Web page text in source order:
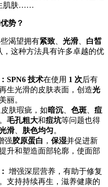
肌肤……
势？
渴望拥有紧致 光滑
白皙
这种方法具有许多卓越的优
SPN6 技术在使用 1 次后有
生光滑的皮肤表面，创造光
丽。
肤瑕疵，如暗沉 色斑
痘
。 毛孔粗大和痘坑等问题也得
滑 肤色均匀。
强胶原蛋白 ， 保湿并促进新
升和塑造面部轮廓，使面部
增强深层营养，有助于修复
支持持续再生，滋养健康的